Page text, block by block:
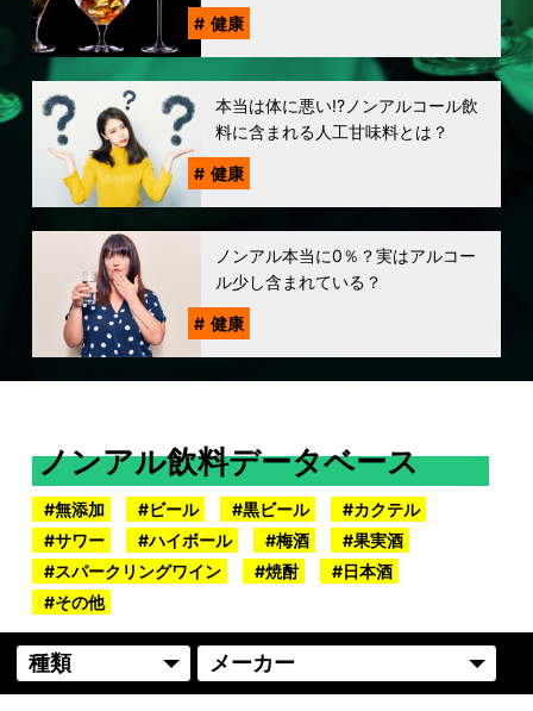
健康
本当は体に悪い!?ノンアルコール飲
料に含まれる人工甘味料とは？
健康
ノンアル本当に0％？実はアルコー
ル少し含まれている？
健康
ノンアル飲料データベース
無添加 ビール 黒ビール
カクテル
サワー
ハイボール 梅酒
果実酒
スパークリングワイン
焼酎
日本酒
その他